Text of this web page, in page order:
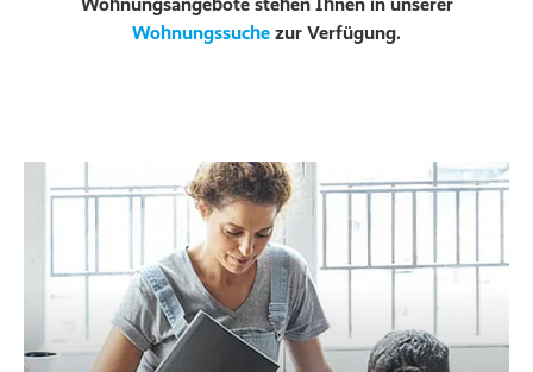
Wohnungssuche zur Verfügung.